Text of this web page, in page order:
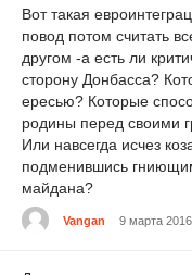
Вот такая
повод потом считать
другом -а есть ли
сторону Донбасса?
ересью? Которые
родины перед своими
Или навсегда исчез
подменившись
майдана?
Vangan 9 марта